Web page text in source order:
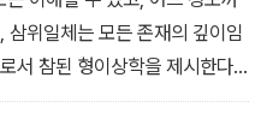
위일체는 모든 존재의 깊이임
서 참된 형이상학을 제시한다.
재의 근원을 다루기는 하지만,